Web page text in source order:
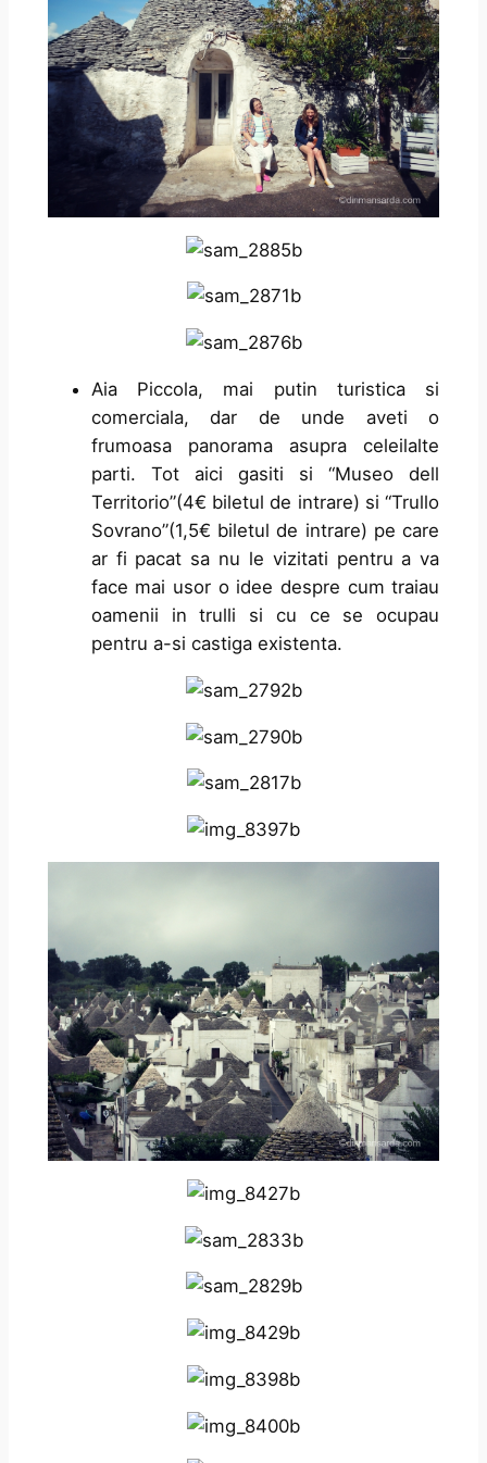
Aia Piccola, mai putin turistica si
comerciala, dar de unde aveti o
frumoasa panorama asupra celeilalte
parti. Tot aici gasiti si “Museo dell
Territorio”(4€ biletul de intrare) si “Trullo
Sovrano”(1,5€ biletul de intrare) pe care
ar fi pacat sa nu le vizitati pentru a va
face mai usor o idee despre cum traiau
oamenii in trulli si cu ce se ocupau
pentru a-si castiga existenta.